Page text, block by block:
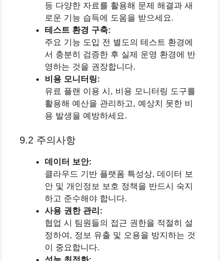
등 다양한 자료를 활용해 문제 해결과 새
로운 기능 습득에 도움을 받으세요.
테스트 환경 구축:
주요 기능 도입 전 별도의 테스트 환경에
서 충분히 검증한 후 실제 운영 환경에 반
영하는 것을 권장합니다.
비용 모니터링:
유료 플랜 이용 시, 비용 모니터링 도구를
활용해 예산을 관리하고, 예상치 못한 비
용 발생을 예방하세요.
9.2 주의사항
데이터 보안:
클라우드 기반 플랫폼 특성상, 데이터 보
안 및 개인정보 보호 정책을 반드시 숙지
하고 준수해야 합니다.
사용 권한 관리:
협업 시 팀원들의 접근 권한을 적절히 설
정하여, 정보 유출 및 오용을 방지하는 것
이 중요합니다.